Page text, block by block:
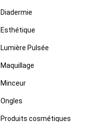
Diadermie
Esthétique
Lumière Pulsée
Maquillage
Minceur
Ongles
Produits cosmétiques